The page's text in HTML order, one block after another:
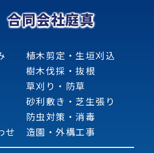
合同会社庭真
せ
植木剪定・生垣刈込
樹木伐採・抜根
草刈り・防草
砂利敷き・芝生張り
防虫対策・消毒
造園・外構工事